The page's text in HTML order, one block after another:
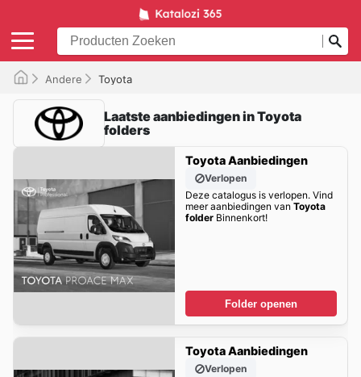
Andere Toyota
Laatste aanbiedingen in Toyota
folders
Toyota Aanbiedingen
Verlopen
Deze catalogus is verlopen. Vind
meer aanbiedingen van Toyota
folderBinnenkort!
Folder openen
Toyota Aanbiedingen
Verlopen